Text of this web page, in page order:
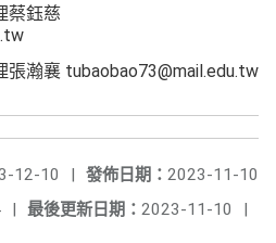
蔡鈺慈
瀚襄 tubaobao73@mail.edu.tw
發佈日期： 2023-11-10
12-10
|
最後更新日期： 2023-11-10 |
|